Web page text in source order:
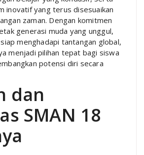
inovatif yang terus disesuaikan
zaman. Dengan komitmen
generasi muda yang unggul,
menghadapi tantangan global,
menjadi pilihan tepat bagi siswa
potensi diri secara
dan
SMAN 18